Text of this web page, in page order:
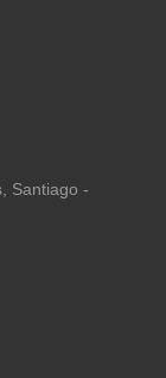
Santiago -